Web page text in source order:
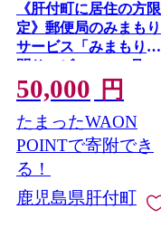
《肝付町に居住の方限
定》郵便局のみまもり
サービス「みまもり訪
問サービス」(6ヶ月)
50,000 円
たまったWAON
POINTで寄附でき
る！
鹿児島県肝付町